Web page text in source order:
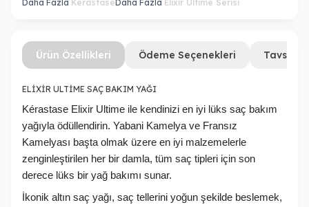
Daha Fazla KerastaseDaha Fazla Elixir Ultime Serisi
Ürün Özellikleri Ödeme Seçenekleri Tavsiye
ELİXİR ULTİME SAÇ BAKIM YAĞI
Kérastase Elixir Ultime ile kendinizi en iyi lüks saç bakım
yağıyla ödüllendirin. Yabani Kamelya ve Fransız
Kamelyası başta olmak üzere en iyi malzemelerle
zenginleştirilen her bir damla, tüm saç tipleri için son
derece lüks bir yağ bakımı sunar.
İkonik altın saç yağı, saç tellerini yoğun şekilde beslemek,